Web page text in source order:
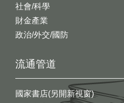
社會/科學
財金產業
政治/外交/國防
流通管道
國家書店(另開新視窗)